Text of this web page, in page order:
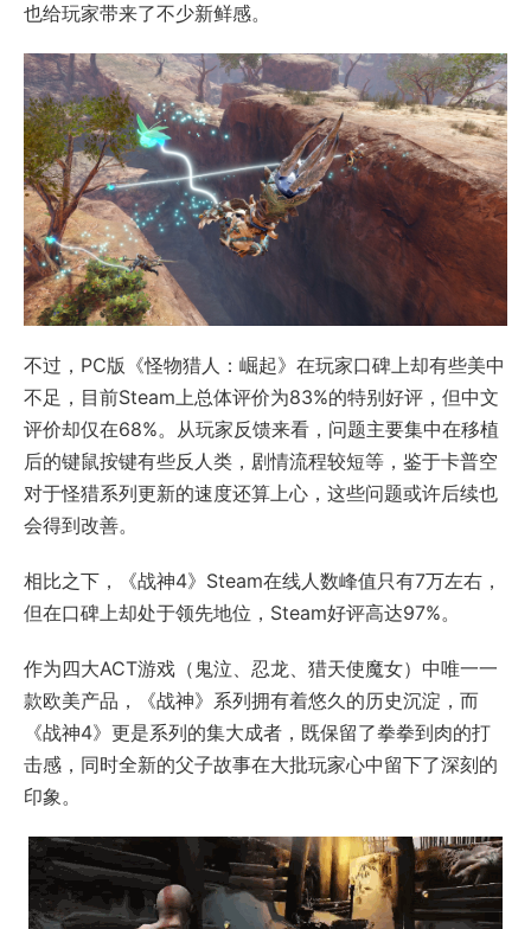
也给玩家带来了不少新鲜感。
不过，PC版《怪物猎人：崛起》在玩家口碑上却有些美中
不足，目前Steam上总体评价为83%的特别好评，但中文
评价却仅在68%。从玩家反馈来看，问题主要集中在移植
后的键鼠按键有些反人类，剧情流程较短等，鉴于卡普空
对于怪猎系列更新的速度还算上心，这些问题或许后续也
会得到改善。
相比之下，《战神4》Steam在线人数峰值只有7万左右，
但在口碑上却处于领先地位，Steam好评高达97%。
作为四大ACT游戏（鬼泣、忍龙、猎天使魔女）中唯一一
款欧美产品，《战神》系列拥有着悠久的历史沉淀，而
《战神4》更是系列的集大成者，既保留了拳拳到肉的打
击感，同时全新的父子故事在大批玩家心中留下了深刻的
印象。